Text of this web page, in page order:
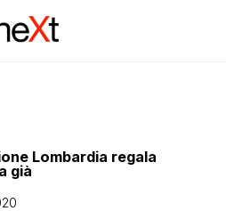
Lombardia regala
già